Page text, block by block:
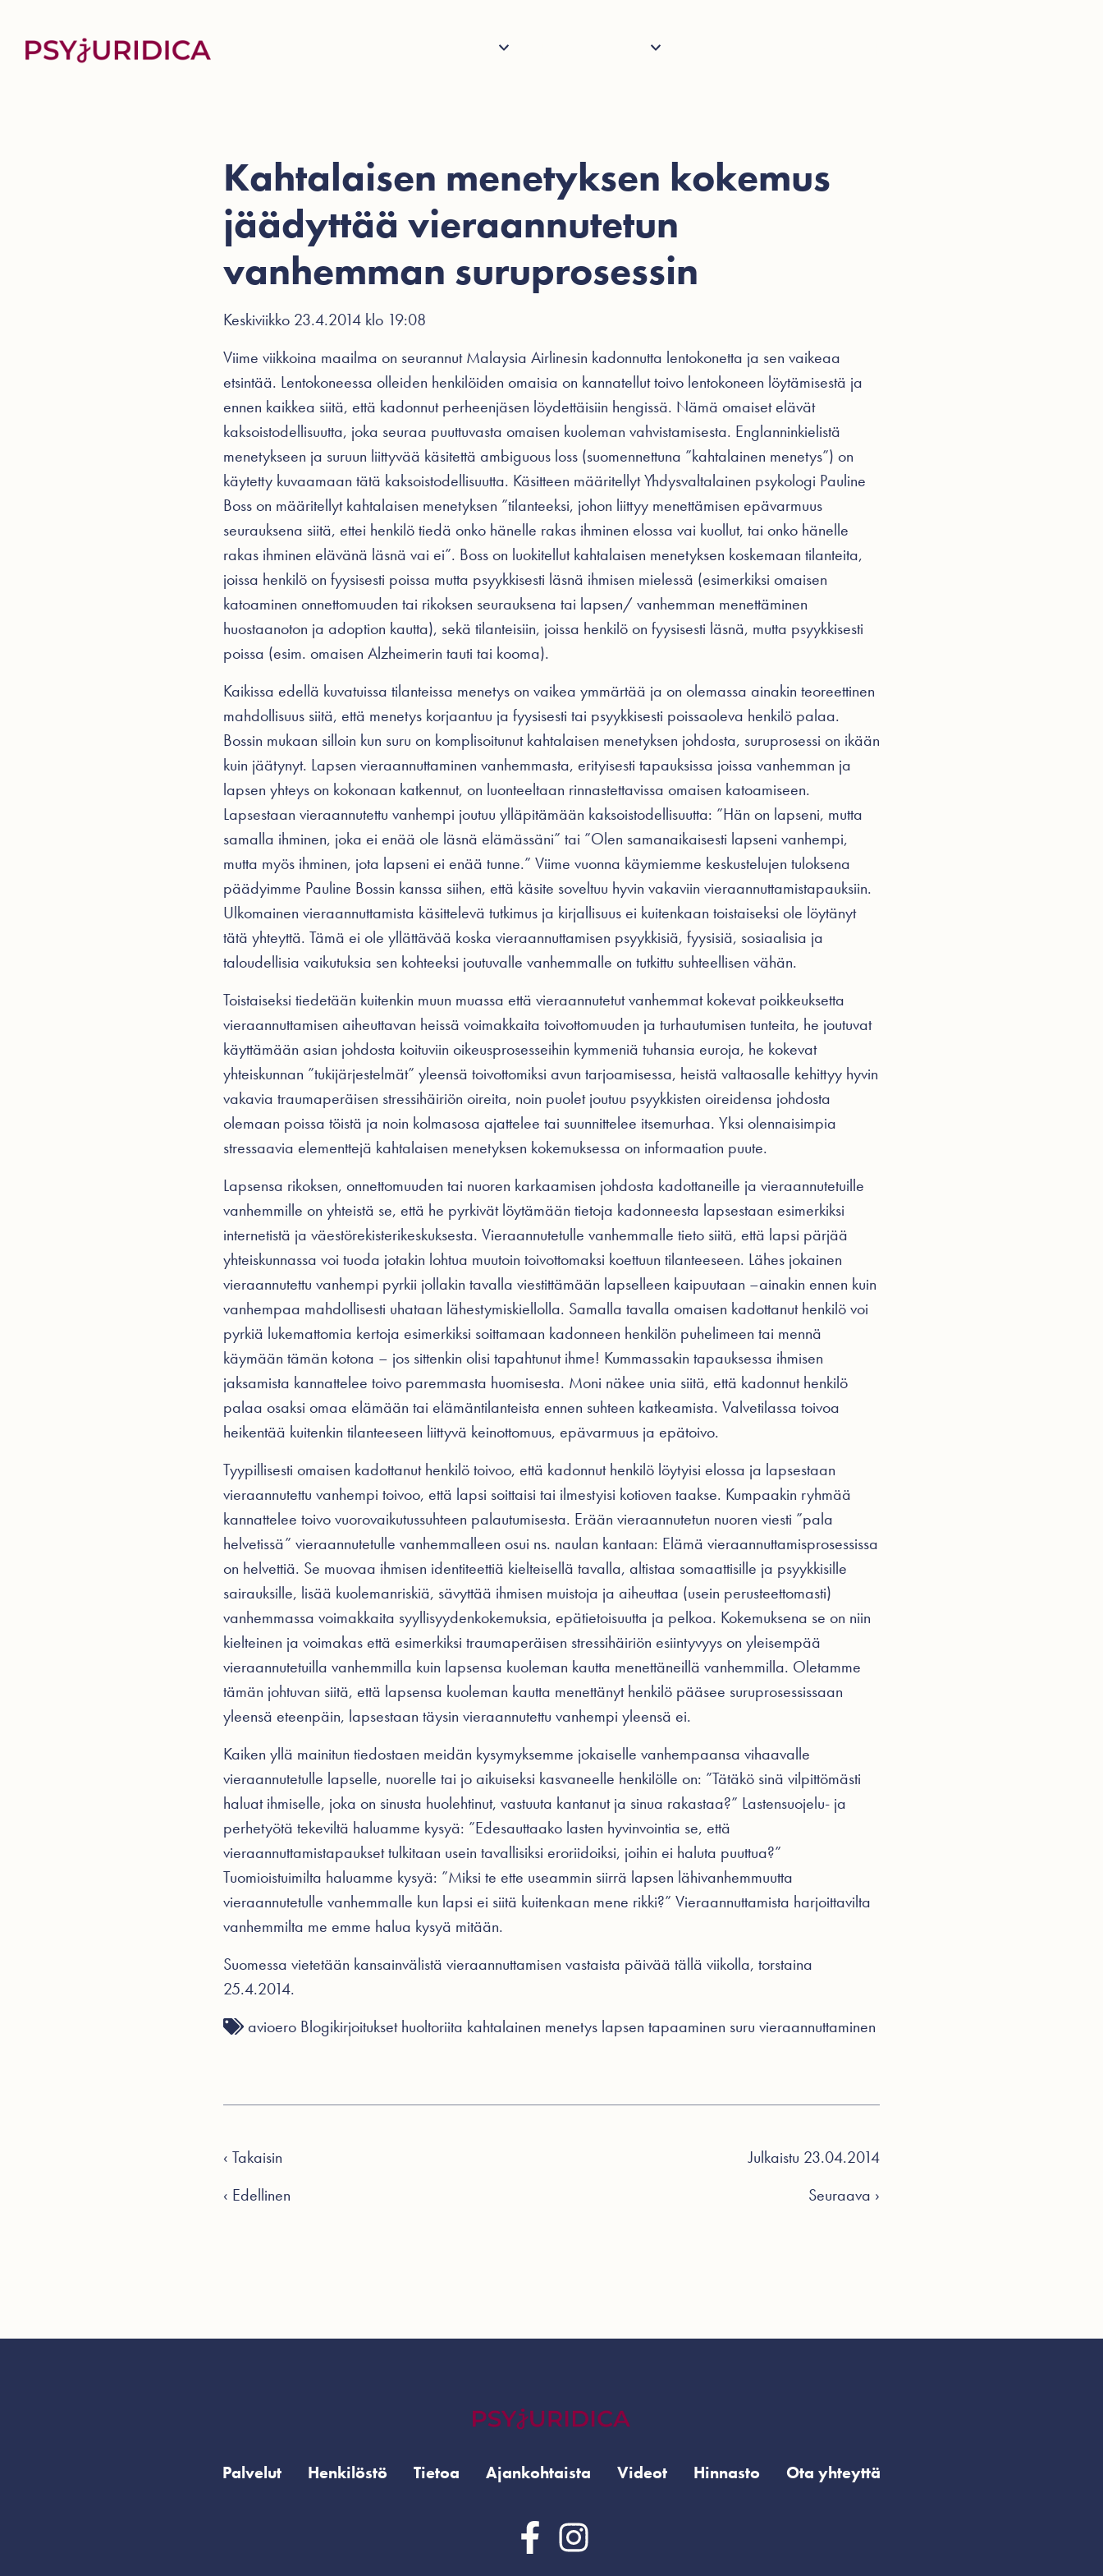
Palvelut Tietoa
Kahtalaisen menetyksen kokemus
jäädyttää vieraannutetun
vanhemman suruprosessin
Keskiviikko 23.4.2014 klo 19:08
Viime viikkoina maailma on seurannut Malaysia Airlinesin kadonnutta lentokonetta ja sen vaikeaa
etsintää. Lentokoneessa olleiden henkilöiden omaisia on kannatellut toivo lentokoneen löytämisestä ja
ennen kaikkea siitä, että kadonnut perheenjäsen löydettäisiin hengissä. Nämä omaiset elävät
kaksoistodellisuutta, joka seuraa puuttuvasta omaisen kuoleman vahvistamisesta. Englanninkielistä
menetykseen ja suruun liittyvää käsitettä ambiguous loss (suomennettuna ”kahtalainen menetys”) on
käytetty kuvaamaan tätä kaksoistodellisuutta. Käsitteen määritellyt Yhdysvaltalainen psykologi Pauline
Boss on määritellyt kahtalaisen menetyksen ”tilanteeksi, johon liittyy menettämisen epävarmuus
seurauksena siitä, ettei henkilö tiedä onko hänelle rakas ihminen elossa vai kuollut, tai onko hänelle
rakas ihminen elävänä läsnä vai ei”. Boss on luokitellut kahtalaisen menetyksen koskemaan tilanteita,
joissa henkilö on fyysisesti poissa mutta psyykkisesti läsnä ihmisen mielessä (esimerkiksi omaisen
katoaminen onnettomuuden tai rikoksen seurauksena tai lapsen/ vanhemman menettäminen
huostaanoton ja adoption kautta), sekä tilanteisiin, joissa henkilö on fyysisesti läsnä, mutta psyykkisesti
poissa (esim. omaisen Alzheimerin tauti tai kooma).
Kaikissa edellä kuvatuissa tilanteissa menetys on vaikea ymmärtää ja on olemassa ainakin teoreettinen
mahdollisuus siitä, että menetys korjaantuu ja fyysisesti tai psyykkisesti poissaoleva henkilö palaa.
Bossin mukaan silloin kun suru on komplisoitunut kahtalaisen menetyksen johdosta, suruprosessi on ikään
kuin jäätynyt. Lapsen vieraannuttaminen vanhemmasta, erityisesti tapauksissa joissa vanhemman ja
lapsen yhteys on kokonaan katkennut, on luonteeltaan rinnastettavissa omaisen katoamiseen.
Lapsestaan vieraannutettu vanhempi joutuu ylläpitämään kaksoistodellisuutta: ”Hän on lapseni, mutta
samalla ihminen, joka ei enää ole läsnä elämässäni” tai ”Olen samanaikaisesti lapseni vanhempi,
mutta myös ihminen, jota lapseni ei enää tunne.” Viime vuonna käymiemme keskustelujen tuloksena
päädyimme Pauline Bossin kanssa siihen, että käsite soveltuu hyvin vakaviin vieraannuttamistapauksiin.
Ulkomainen vieraannuttamista käsittelevä tutkimus ja kirjallisuus ei kuitenkaan toistaiseksi ole löytänyt
tätä yhteyttä. Tämä ei ole yllättävää koska vieraannuttamisen psyykkisiä, fyysisiä, sosiaalisia ja
taloudellisia vaikutuksia sen kohteeksi joutuvalle vanhemmalle on tutkittu suhteellisen vähän.
Toistaiseksi tiedetään kuitenkin muun muassa että vieraannutetut vanhemmat kokevat poikkeuksetta
vieraannuttamisen aiheuttavan heissä voimakkaita toivottomuuden ja turhautumisen tunteita, he joutuvat
käyttämään asian johdosta koituviin oikeusprosesseihin kymmeniä tuhansia euroja, he kokevat
yhteiskunnan ”tukijärjestelmät” yleensä toivottomiksi avun tarjoamisessa, heistä valtaosalle kehittyy hyvin
vakavia traumaperäisen stressihäiriön oireita, noin puolet joutuu psyykkisten oireidensa johdosta
olemaan poissa töistä ja noin kolmasosa ajattelee tai suunnittelee itsemurhaa. Yksi olennaisimpia
stressaavia elementtejä kahtalaisen menetyksen kokemuksessa on informaation puute.
Lapsensa rikoksen, onnettomuuden tai nuoren karkaamisen johdosta kadottaneille ja vieraannutetuille
vanhemmille on yhteistä se, että he pyrkivät löytämään tietoja kadonneesta lapsestaan esimerkiksi
internetistä ja väestörekisterikeskuksesta. Vieraannutetulle vanhemmalle tieto siitä, että lapsi pärjää
yhteiskunnassa voi tuoda jotakin lohtua muutoin toivottomaksi koettuun tilanteeseen. Lähes jokainen
vieraannutettu vanhempi pyrkii jollakin tavalla viestittämään lapselleen kaipuutaan –ainakin ennen kuin
vanhempaa mahdollisesti uhataan lähestymiskiellolla. Samalla tavalla omaisen kadottanut henkilö voi
pyrkiä lukemattomia kertoja esimerkiksi soittamaan kadonneen henkilön puhelimeen tai mennä
käymään tämän kotona – jos sittenkin olisi tapahtunut ihme! Kummassakin tapauksessa ihmisen
jaksamista kannattelee toivo paremmasta huomisesta. Moni näkee unia siitä, että kadonnut henkilö
palaa osaksi omaa elämään tai elämäntilanteista ennen suhteen katkeamista. Valvetilassa toivoa
heikentää kuitenkin tilanteeseen liittyvä keinottomuus, epävarmuus ja epätoivo.
Tyypillisesti omaisen kadottanut henkilö toivoo, että kadonnut henkilö löytyisi elossa ja lapsestaan
vieraannutettu vanhempi toivoo, että lapsi soittaisi tai ilmestyisi kotioven taakse. Kumpaakin ryhmää
kannattelee toivo vuorovaikutussuhteen palautumisesta. Erään vieraannutetun nuoren viesti ”pala
helvetissä” vieraannutetulle vanhemmalleen osui ns. naulan kantaan: Elämä vieraannuttamisprosessissa
on helvettiä. Se muovaa ihmisen identiteettiä kielteisellä tavalla, altistaa somaattisille ja psyykkisille
sairauksille, lisää kuolemanriskiä, sävyttää ihmisen muistoja ja aiheuttaa (usein perusteettomasti)
vanhemmassa voimakkaita syyllisyydenkokemuksia, epätietoisuutta ja pelkoa. Kokemuksena se on niin
kielteinen ja voimakas että esimerkiksi traumaperäisen stressihäiriön esiintyvyys on yleisempää
vieraannutetuilla vanhemmilla kuin lapsensa kuoleman kautta menettäneillä vanhemmilla. Oletamme
tämän johtuvan siitä, että lapsensa kuoleman kautta menettänyt henkilö pääsee suruprosessissaan
yleensä eteenpäin, lapsestaan täysin vieraannutettu vanhempi yleensä ei.
Kaiken yllä mainitun tiedostaen meidän kysymyksemme jokaiselle vanhempaansa vihaavalle
vieraannutetulle lapselle, nuorelle tai jo aikuiseksi kasvaneelle henkilölle on: ”Tätäkö sinä vilpittömästi
haluat ihmiselle, joka on sinusta huolehtinut, vastuuta kantanut ja sinua rakastaa?” Lastensuojelu- ja
perhetyötä tekeviltä haluamme kysyä: ”Edesauttaako lasten hyvinvointia se, että
vieraannuttamistapaukset tulkitaan usein tavallisiksi eroriidoiksi, joihin ei haluta puuttua?”
Tuomioistuimilta haluamme kysyä: ”Miksi te ette useammin siirrä lapsen lähivanhemmuutta
vieraannutetulle vanhemmalle kun lapsi ei siitä kuitenkaan mene rikki?” Vieraannuttamista harjoittavilta
vanhemmilta me emme halua kysyä mitään.
Suomessa vietetään kansainvälistä vieraannuttamisen vastaista päivää tällä viikolla, torstaina
25.4.2014.
avioero Blogikirjoitukset huoltoriita kahtalainen menetys lapsen tapaaminen suru vieraannuttaminen
‹ Takaisin
Julkaistu 23.04.2014
‹ Edellinen
Seuraava ›
Palvelut Henkilöstö Tietoa Ajankohtaista Videot Hinnasto Ota yhteyttä